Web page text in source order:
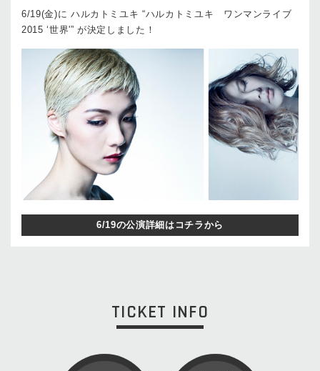
6/19(金)に ハルカトミユキ “ハルカトミユキ ワンマンライブ
2015 ‘世界'” が決定しました！
6/19の公演詳細はコチラから
TICKET INFO